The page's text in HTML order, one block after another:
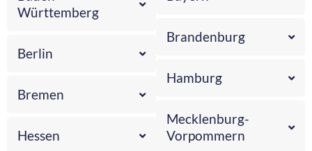
Württemberg
Berlin
Bremen
Hessen
Brandenburg
Hamburg
Mecklenburg-
Vorpommern